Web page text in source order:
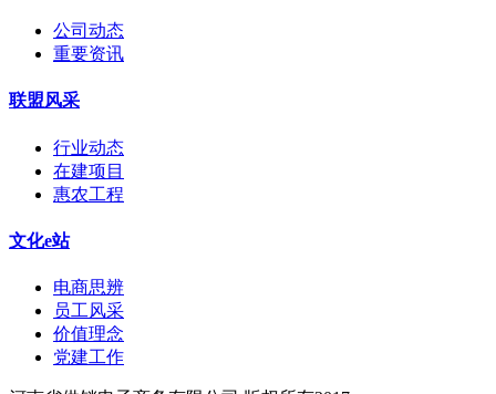
公司动态
重要资讯
联盟风采
行业动态
在建项目
惠农工程
文化e站
电商思辨
员工风采
价值理念
党建工作